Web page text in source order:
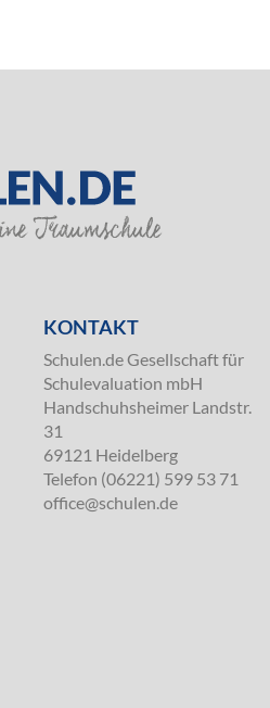
KONTAKT
Schulen.de Gesellschaft für
Schulevaluation mbH
Handschuhsheimer Landstr.
31
69121 Heidelberg
Telefon (06221) 599 53 71
office@schulen.de